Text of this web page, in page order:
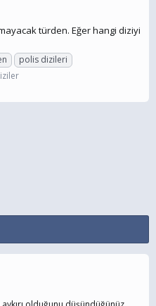
türden. Eğer hangi diziyi
polis dizileri